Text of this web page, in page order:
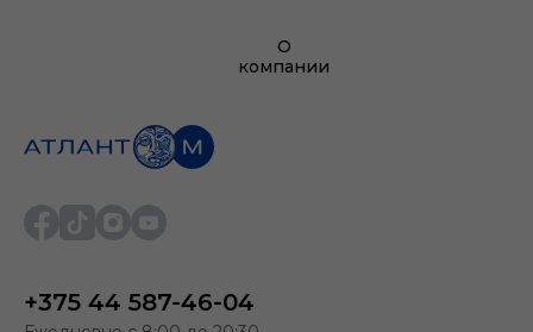
О
компании
+375 44 587-46-04